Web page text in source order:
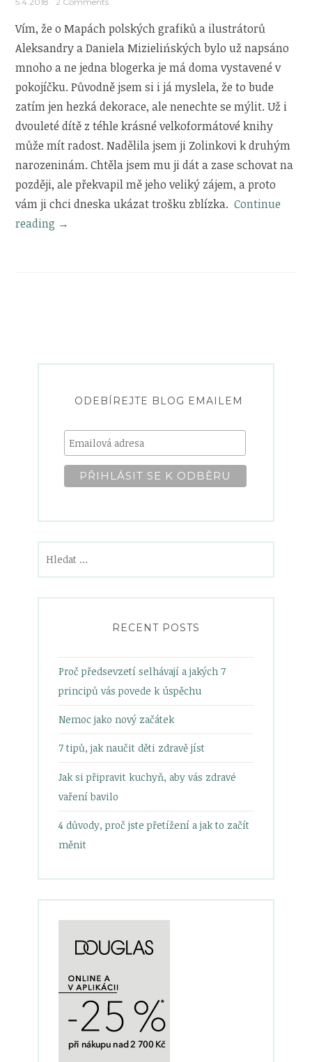
Vím, že o Mapách polských grafiků a ilustrátorů
Aleksandry a Daniela Mizielińských bylo už napsáno
mnoho a ne jedna blogerka je má doma vystavené v
pokojíčku. Původně jsem si i já myslela, že to bude
zatím jen hezká dekorace, ale nenechte se mýlit. Už i
dvouleté dítě z téhle krásné velkoformátové knihy
může mít radost. Nadělila jsem ji Zolinkovi k druhým
narozeninám. Chtěla jsem mu ji dát a zase schovat na
později, ale překvapil mě jeho veliký zájem, a proto
vám ji chci dneska ukázat trošku zblízka.Continue
reading „Zolinkova
ještě
→
ODEBÍREJTE BLOG EMAILEM
RECENT POSTS
Proč předsevzetí selhávají a jakých 7
principů vás povede k úspěchu
Nemoc jako nový začátek
7 tipů, jak naučit děti zdravě jíst
Jak si připravit kuchyň, aby vás zdravé
vaření bavilo
4 důvody, proč jste přetížení a jak to začít
měnit